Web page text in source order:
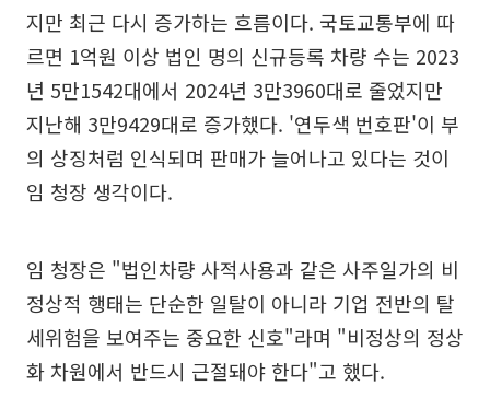
지만 최근 다시 증가하는 흐름이다. 국토교통부에 따
르면 1억원 이상 법인 명의 신규등록 차량 수는 2023
년 5만1542대에서 2024년 3만3960대로 줄었지만
지난해 3만9429대로 증가했다. '연두색 번호판'이 부
의 상징처럼 인식되며 판매가 늘어나고 있다는 것이
임 청장 생각이다.
임 청장은 "법인차량 사적사용과 같은 사주일가의 비
정상적 행태는 단순한 일탈이 아니라 기업 전반의 탈
세위험을 보여주는 중요한 신호"라며 "비정상의 정상
화 차원에서 반드시 근절돼야 한다"고 했다.